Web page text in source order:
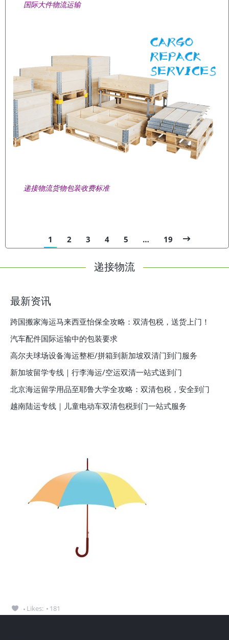
国际大件物流运输
递接物流货物包装收费标准
1 2 3 4 5 … 19
递接物流
最新资讯
跨国搬家海运马来西亚怡保全攻略：双清包税，送货上门！
汽车配件国际运输中的包装要求
高尔夫球场设备海运整柜/拼箱到新加坡双清门到门服务
新加坡留学专线｜行李海运/空运双清一站式送到门
北京海运留学用品至耶鲁大学全攻略：双清包税，安全到门
越南陆运专线｜儿童电动车双清包税到门一站式服务
Likes: 181